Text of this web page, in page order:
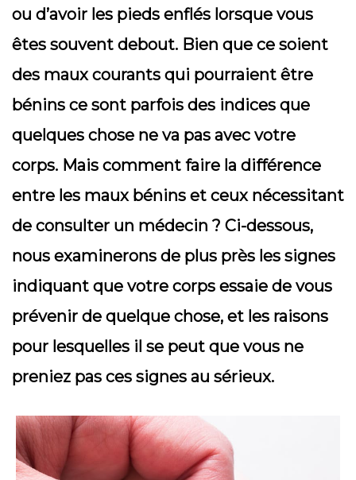
ou d’avoir les pieds enflés lorsque vous
êtes souvent debout. Bien que ce soient
des maux courants qui pourraient être
bénins ce sont parfois des indices que
quelques chose ne va pas avec votre
corps. Mais comment faire la différence
entre les maux bénins et ceux nécessitant
de consulter un médecin ? Ci-dessous,
nous examinerons de plus près les signes
indiquant que votre corps essaie de vous
prévenir de quelque chose, et les raisons
pour lesquelles il se peut que vous ne
preniez pas ces signes au sérieux.